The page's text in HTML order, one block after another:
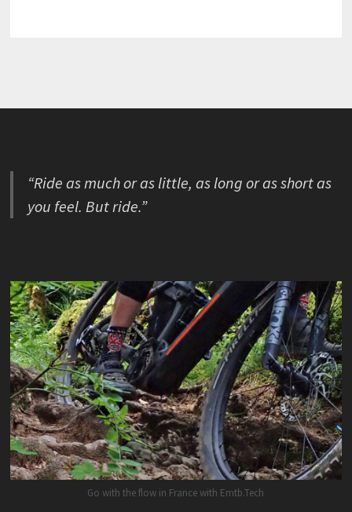
“Ride as much or as little, as long or as short as
you feel. But ride.”
Go with the flow in France with Emtb.Tech